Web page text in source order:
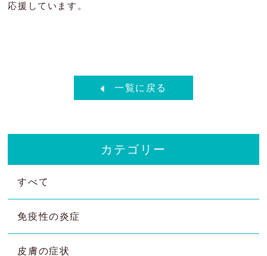
応援しています。
一覧に戻る
カテゴリー
すべて
免疫性の炎症
皮膚の症状